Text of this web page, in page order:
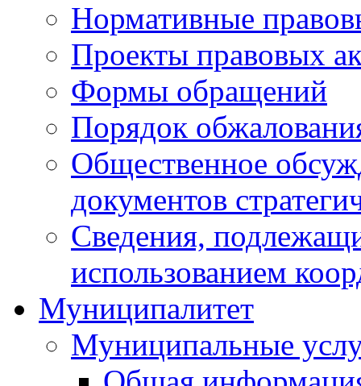
Нормативные
Проекты правовых
Формы обращений
Порядок
Общественное
документов
Сведения,
использованием
Муниципалитет
Муниципальные